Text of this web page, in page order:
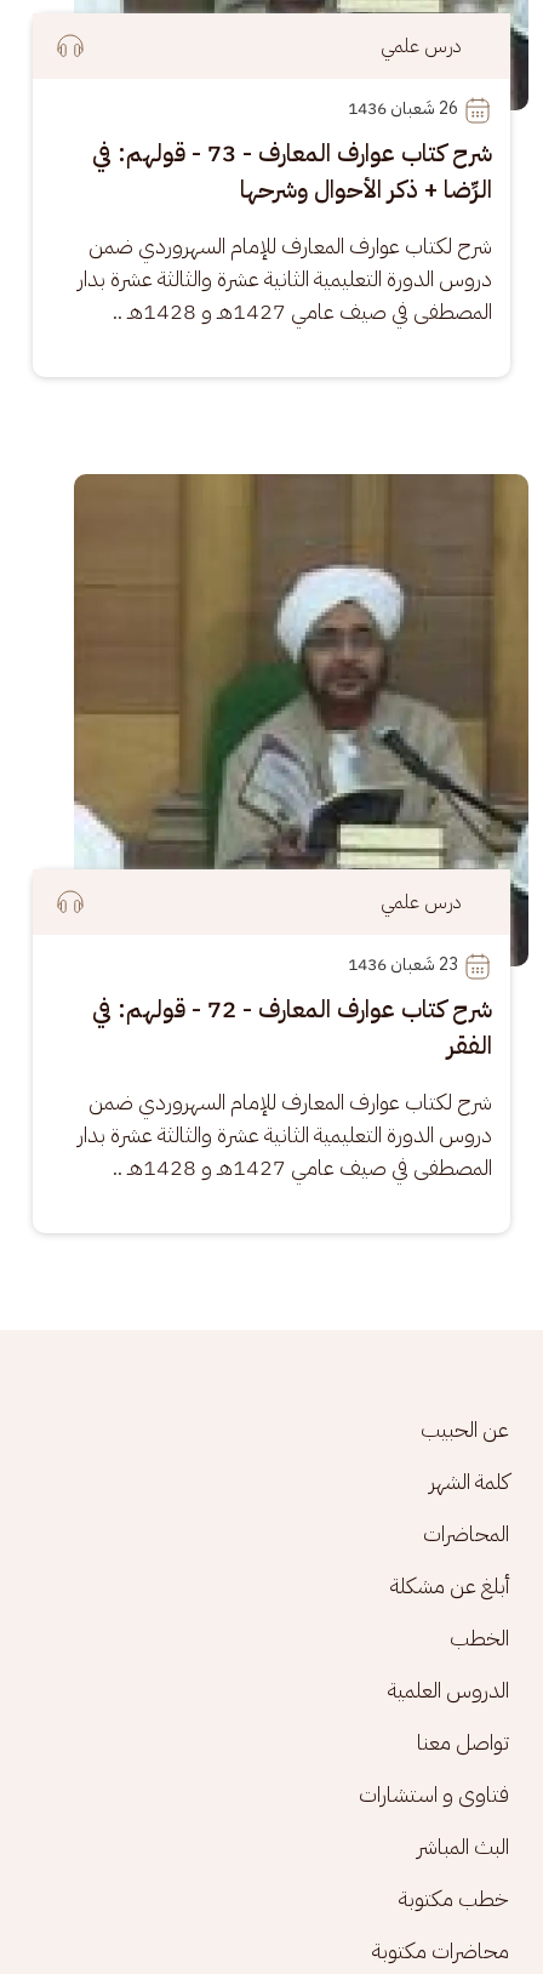
درس علمي
26
شرح كتاب عوارف المعارف - 73 - قولهم: في
الرِّضا + ذكر الأحوال وشرحها
شرح لكتاب عوارف المعارف للإمام السهروردي ضمن
دروس الدورة التعليمية الثانية عشرة والثالثة عشرة بدار
المصطفى في صيف عامي 1427هـ و 1428هـ ..
الصورة
درس علمي
23
شرح كتاب عوارف المعارف - 72 - قولهم: في
الفقر
شرح لكتاب عوارف المعارف للإمام السهروردي ضمن
دروس الدورة التعليمية الثانية عشرة والثالثة عشرة بدار
المصطفى في صيف عامي 1427هـ و 1428هـ ..
Footer menu
عن الحبيب
كلمة الشهر
المحاضرات
أبلغ عن مشكلة
الخطب
الدروس العلمية
تواصل معنا
فتاوى و استشارات
البث المباشر
خطب مكتوبة
محاضرات مكتوبة